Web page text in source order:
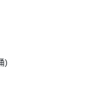
)